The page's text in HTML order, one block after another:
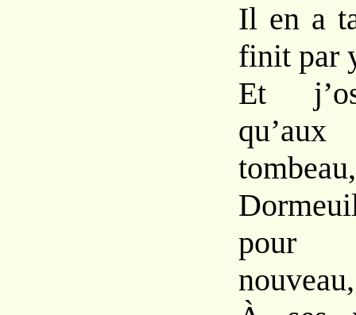
Il en a
finit par
Et
tombeau,
pour
nouveau,